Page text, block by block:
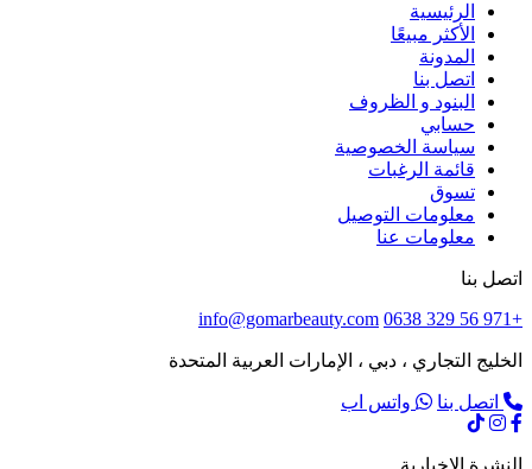
الرئيسية
الأكثر مبيعًا
المدونة
اتصل بنا
البنود و الظروف
حسابي
سياسة الخصوصية
قائمة الرغبات
تسوق
معلومات التوصيل
معلومات عنا
اتصل بنا
+971 56 329 0638
info@gomarbeauty.com
الخليج التجاري ، دبي ، الإمارات العربية المتحدة
اتصل بنا واتس اب